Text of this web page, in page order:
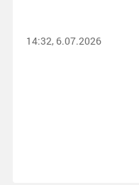
14:32, 6.07.2026